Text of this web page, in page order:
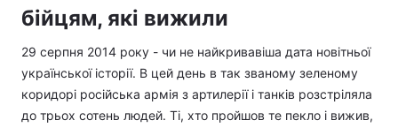
бійцям, які вижили
29 серпня 2014 року - чи не найкривавіша дата новітньої
української історії. В цей день в так званому зеленому
коридорі російська армія з артилерії і танків розстріляла
до трьох сотень людей. Ті, хто пройшов те пекло і вижив,